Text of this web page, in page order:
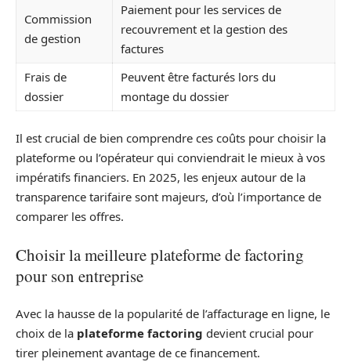
Commission
de gestion
Paiement pour les services de
recouvrement et la gestion des
factures
Frais de
dossier
Peuvent être facturés lors du
montage du dossier
Il est crucial de bien comprendre ces coûts pour choisir la
plateforme ou l’opérateur qui conviendrait le mieux à vos
impératifs financiers. En 2025, les enjeux autour de la
transparence tarifaire sont majeurs, d’où l’importance de
comparer les offres.
Choisir la meilleure plateforme de factoring
pour son entreprise
Avec la hausse de la popularité de l’affacturage en ligne, le
choix de la plateforme factoring devient crucial pour
tirer pleinement avantage de ce financement.